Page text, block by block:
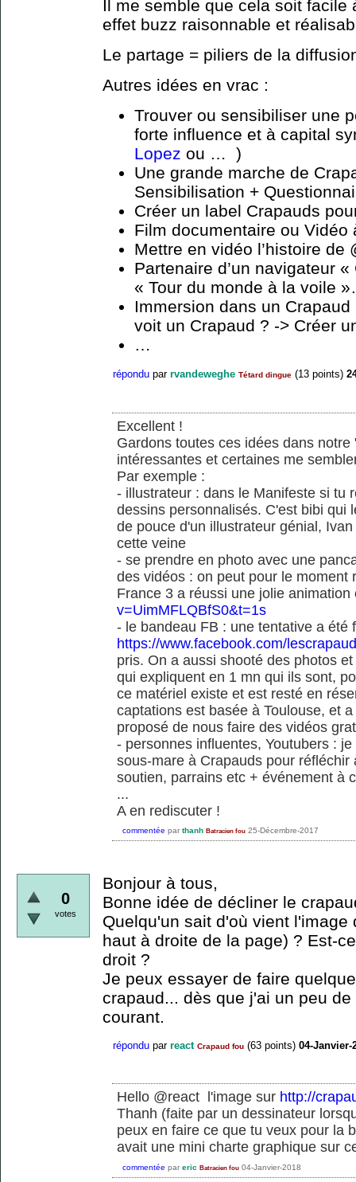
Il me semble que cela soit
effet buzz raisonnable et
Le partage = piliers de la
Autres idées en vrac :
Trouver ou sensibiliser une
forte influence et à capital
Lopez ou … )
Une grande marche de
Sensibilisation +
Créer un label Crapauds
Film documentaire ou Vidéo
Mettre en vidéo l’histoire de
Partenaire d’un navigateur
« Tour du monde à la voile
Immersion dans un
voit un Crapaud ? -> Créer
répondu par rvandeweghe Tétard dingue (13 points)
Excellent !
Gardons toutes ces idées dans
intéressantes et certaines me
Par exemple :
- illustrateur : dans le Manifeste si tu
dessins personnalisés. C'est bibi qui
de pouce d'un illustrateur génial,
cette veine
- se prendre en photo avec une
des vidéos : on peut pour le moment
France 3 a réussi une jolie
v=UimMFLQBfS0&t=1s
- le bandeau FB : une tentative a été
https://www.facebook.com/
pris. On a aussi shooté des photos
qui expliquent en 1 mn qui ils sont,
ce matériel existe et est resté en
captations est basée à Toulouse, et
proposé de nous faire des vidéos
- personnes influentes, Youtubers :
sous-mare à Crapauds pour
soutien, parrains etc + événement à
...
A en rediscuter !
commentée par thanh Batracien fou 25-Décembre-2017
0
votes
Bonjour à tous,
Bonne idée de décliner le
Quelqu'un sait d'où vient
haut à droite de la page) ? Est-
droit ?
Je peux essayer de faire
crapaud... dès que j'ai un peu
courant.
répondu par react Crapaud fou (63 points) 04-Janvier-
Hello @react l'image sur http://
Thanh (faite par un dessinateur
peux en faire ce que tu veux pour la
avait une mini charte graphique sur
commentée par eric Batracien fou 04-Janvier-2018